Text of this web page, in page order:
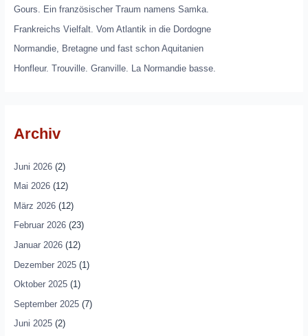
Gours. Ein französischer Traum namens Samka.
Frankreichs Vielfalt. Vom Atlantik in die Dordogne
Normandie, Bretagne und fast schon Aquitanien
Honfleur. Trouville. Granville. La Normandie basse.
Archiv
Juni 2026(2)
Mai 2026(12)
März 2026(12)
Februar 2026(23)
Januar 2026(12)
Dezember 2025(1)
Oktober 2025(1)
September 2025(7)
Juni 2025(2)